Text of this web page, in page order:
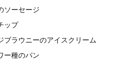
ソーセージ
ップ
ブラウニーのアイスクリーム
ー種のパン